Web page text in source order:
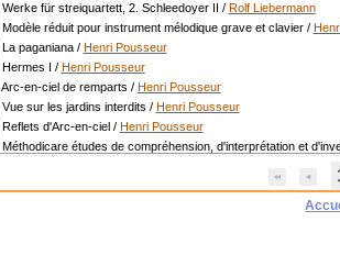
Werke für streiquartett, 2. Schleedoyer II / Rolf Liebermann
Modèle réduit pour instrument mélodique grave et clavier/
La paganiana/ Henri Pousseur
Hermes I / Henri Pousseur
Arc-en-ciel de remparts / Henri Pousseur
Vue sur les jardins interdits / Henri Pousseur
Reflets d'Arc-en-ciel/ Henri Pousseur
Méthodicare études de compréhension, d'interprétation et